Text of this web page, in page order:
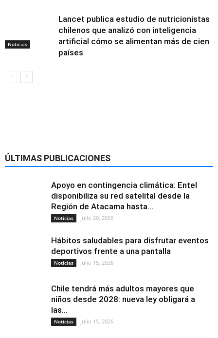
Noticias
Lancet publica estudio de nutricionistas
chilenos que analizó con inteligencia
artificial cómo se alimentan más de cien
países
ÚLTIMAS PUBLICACIONES
Apoyo en contingencia climática: Entel
disponibiliza su red satelital desde la
Región de Atacama hasta...
Noticias julio 20, 2026
Hábitos saludables para disfrutar eventos
deportivos frente a una pantalla
Noticias julio 15, 2026
Chile tendrá más adultos mayores que
niños desde 2028: nueva ley obligará a
las...
Noticias julio 15, 2026